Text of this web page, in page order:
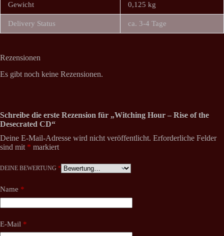
Gewicht 0,125 kg
Delivery Status ca. 3-4 Tage
Rezensionen
Es gibt noch keine Rezensionen.
Schreibe die erste Rezension für „Witching Hour – Rise of the
Desecrated CD“
Deine E-Mail-Adresse wird nicht veröffentlicht. Erforderliche Felder
sind mit * markiert
DEINE BEWERTUNG *
Name *
E-Mail *